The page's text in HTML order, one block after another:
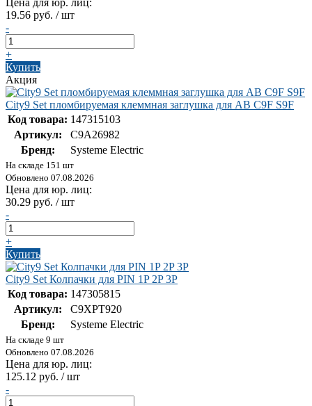
19.56 руб. / шт
-
+
Купить
Акция
City9 Set пломбируемая клеммная заглушка для АВ C9F S9F
Код товара: 147315103
Артикул:
C9A26982
Бренд:
Systeme Electric
На складе 151 шт
Обновлено 07.08.2026
Цена для юр. лиц:
30.29 руб. / шт
-
+
Купить
City9 Set Колпачки для PIN 1P 2P 3P
Код товара: 147305815
Артикул:
C9XPT920
Бренд:
Systeme Electric
На складе 9 шт
Обновлено 07.08.2026
Цена для юр. лиц:
125.12 руб. / шт
-